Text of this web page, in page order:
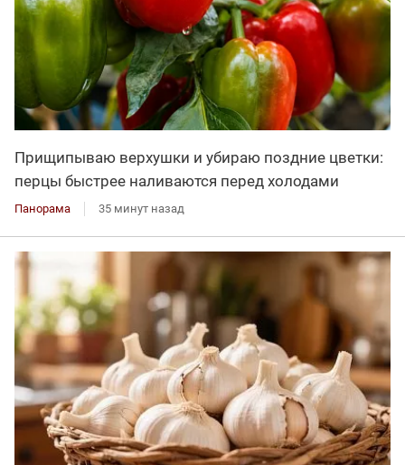
Прищипываю верхушки и убираю поздние цветки:
перцы быстрее наливаются перед холодами
Панорама 35 минут назад